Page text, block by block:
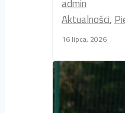
admin
Aktualności,
16 lipca, 2026